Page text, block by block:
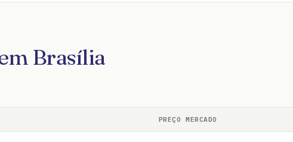
Brasília
PREÇO MERCADO